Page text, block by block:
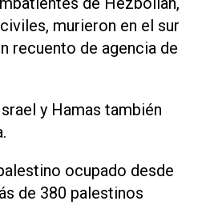
murieron en el sur
recuento de agencia de
y Hamas también
ocupado desde
de 380 palestinos